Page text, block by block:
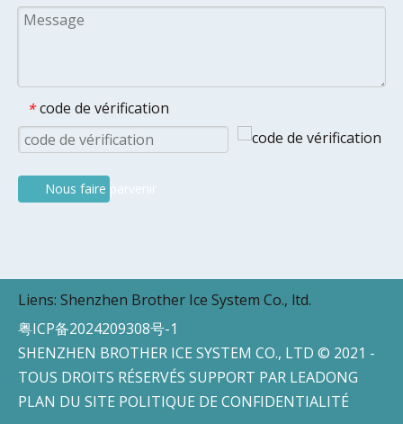
* code de vérification
Nous faire parvenir
Liens: Shenzhen Brother Ice System Co., ltd.
粤ICP备2024209308号-1
SHENZHEN BROTHER ICE SYSTEM CO., LTD © 2021 -
TOUS DROITS RÉSERVÉS SUPPORT PAR LEADONG
PLAN DU SITE POLITIQUE DE CONFIDENTIALITÉ